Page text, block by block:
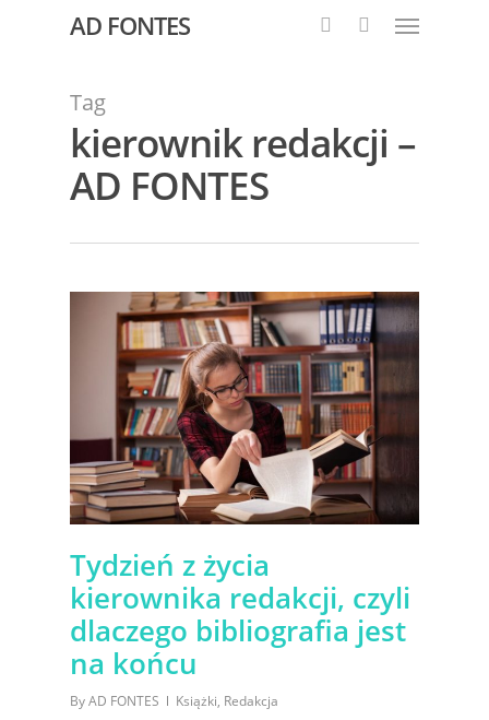
AD FONTES
Tag
kierownik redakcji –
AD FONTES
Tydzień z życia
kierownika redakcji, czyli
dlaczego bibliografia jest
na końcu
ByAD FONTES Książki, Redakcja